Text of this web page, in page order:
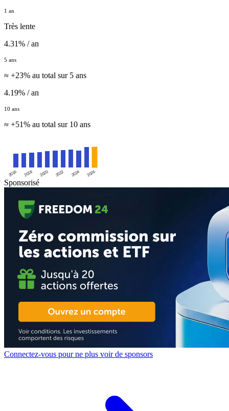
1 an
Très lente
4.31% / an
5 ans
≈ +23% au total sur 5 ans
4.19% / an
10 ans
≈ +51% au total sur 10 ans
2016 2018 2020 2022 2024 2026
Sponsorisé
Connectez-vous pour ne plus voir de sponsors